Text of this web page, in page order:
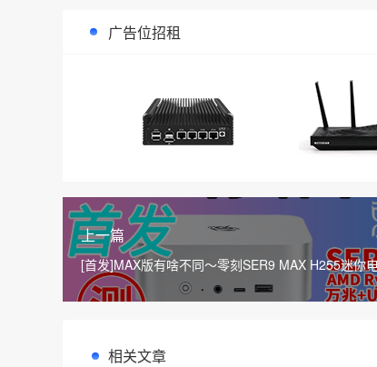
广告位招租
上一篇
[首发]MAX版有啥不同～零刻SER9 MAX H255迷你
测评
相关文章